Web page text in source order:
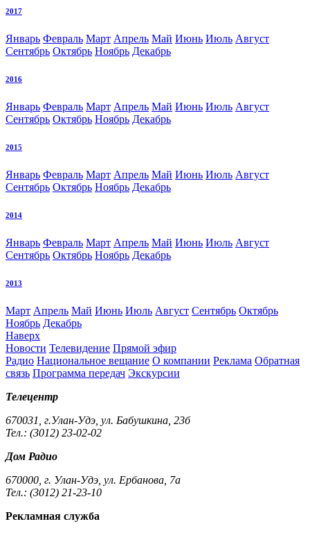
2017
Январь Февраль Март Апрель Май Июнь Июль Август
Сентябрь Октябрь Ноябрь Декабрь
2016
Январь Февраль Март Апрель Май Июнь Июль Август
Сентябрь Октябрь Ноябрь Декабрь
2015
Январь Февраль Март Апрель Май Июнь Июль Август
Сентябрь Октябрь Ноябрь Декабрь
2014
Январь Февраль Март Апрель Май Июнь Июль Август
Сентябрь Октябрь Ноябрь Декабрь
2013
Март Апрель Май Июнь Июль Август Сентябрь Октябрь
Ноябрь Декабрь
Наверх
Новости Телевидение Прямой эфир
Радио Национальное вещание О компании Реклама Обратная
связь Программа передач Экскурсии
Телецентр
670031, г.Улан-Удэ, ул. Бабушкина, 23б
Тел.: (3012) 23-02-02
Дом Радио
670000, г. Улан-Удэ, ул. Ербанова, 7а
Тел.: (3012) 21-23-10
Рекламная служба